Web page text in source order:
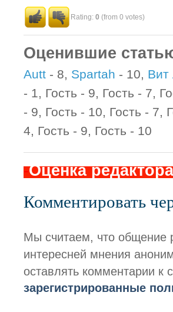
Rating: 0 (from 0 votes)
Оценившие
Autt - 8, Spartah - 10, Вит
- 1, Гость - 9, Гость - 7,
- 9, Гость - 10, Гость - 7,
4, Гость - 9, Гость - 10
-Оценка
Комментировать
Мы считаем, что общение
интересней мнения
оставлять комментарии к
зарегистрированные